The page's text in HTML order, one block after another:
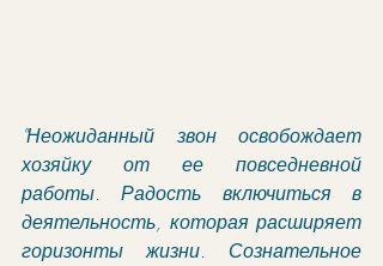
"Неожиданный звон освобождает
хозяйку от ее повседневной
работы. Радость включиться в
деятельность, которая расширяет
горизонты жизни. Сознательное